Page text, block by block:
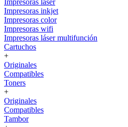
Impresoras láser
Impresoras inkjet
Impresoras color
Impresoras wifi
Impresoras láser multifunción
Cartuchos
+
Originales
Compatibles
Toners
+
Originales
Compatibles
Tambor